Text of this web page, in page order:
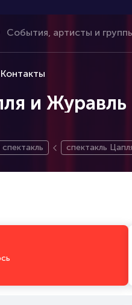
Контакты
и Журавль
спектакль